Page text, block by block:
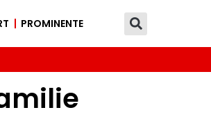
PROMINENTE